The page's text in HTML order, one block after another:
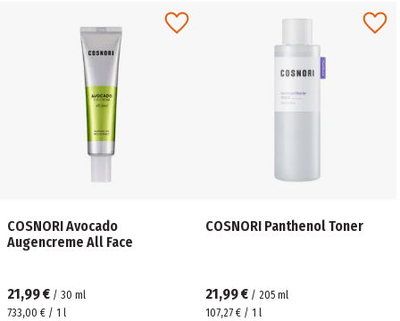
COSNORI Avocado
Augencreme All Face
21,99 € / 30 ml
733,00 € / 1 l
COSNORI Panthenol Toner
21,99 € / 205 ml
107,27 € / 1 l